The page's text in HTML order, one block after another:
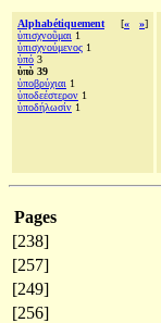
Alphabétiquement [« »]
ὑπισχνοῦμαι 1
ὑπισχνούμενος 1
ὑπό 3
ὑπὸ 39
ὑποβρύχιαι 1
ὑποδεέστερον 1
ὑποδήλωσίν 1
Pages
[238]
[257]
[249]
[256]